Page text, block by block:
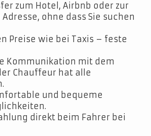
zum Hotel, Airbnb oder zur
ohne dass Sie suchen
Preise wie bei Taxis – feste
Kommunikation mit dem
Chauffeur hat alle
und bequeme
direkt beim Fahrer bei